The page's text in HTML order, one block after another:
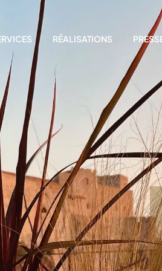
RÉALISATIONS